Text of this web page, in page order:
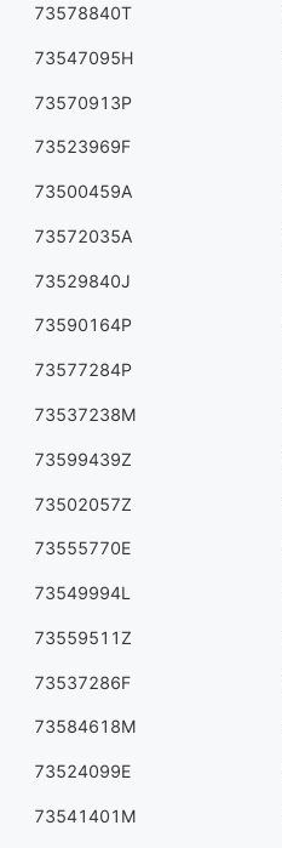
73578840T
73547095H
73570913P
73523969F
73500459A
73572035A
73529840J
73590164P
73577284P
73537238M
73599439Z
73502057Z
73555770E
73549994L
73559511Z
73537286F
73584618M
73524099E
73541401M